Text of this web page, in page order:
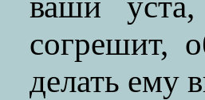
согрешит,
делать ему